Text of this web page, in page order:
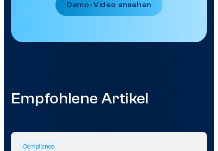
Demo-Video ansehen
Empfohlene Artikel
Compliance